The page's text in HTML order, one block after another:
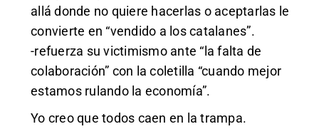
allá donde no quiere hacerlas o aceptarlas le
convierte en “vendido a los catalanes”.
-refuerza su victimismo ante “la falta de
colaboración” con la coletilla “cuando mejor
estamos rulando la economía”.
Yo creo que todos caen en la trampa.